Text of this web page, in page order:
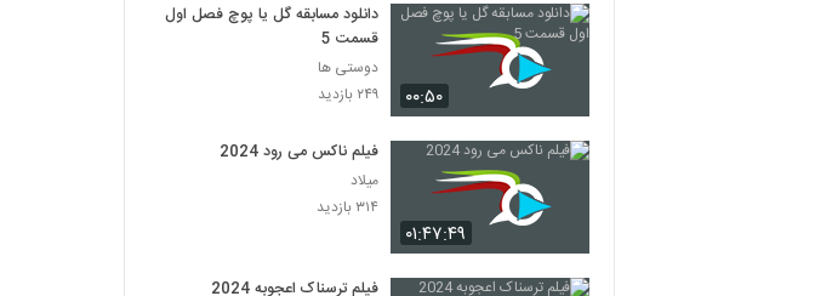
۰۰:۵۰
دانلود مسابقه گل یا پوچ فصل اول
قسمت 5
دوستی ها
۲۴۹ بازدید
۰۱:۴۷:۴۹
فیلم ناکس می رود 2024
میلاد
۳۱۴ بازدید
فیلم ترسناک اعجوبه 2024